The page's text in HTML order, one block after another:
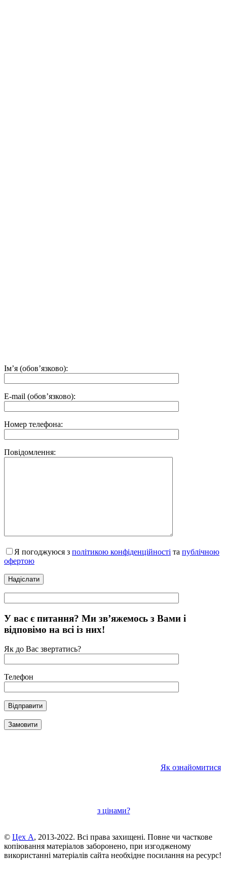
Ім’я (обов’язково):
E-mail (обов’язково):
Номер телефона:
Повідомлення:
Я погоджуюся з політикою конфіденційності та публічною
офертою
У вас є питання? Ми зв’яжемось з Вами і
відповімо на всі із них!
Як до Вас звертатись?
Телефон
Як ознайомитися
з цінами?
© Цех А, 2013-2022. Всі права захищені. Повне чи часткове
копіювання матеріалов заборонено, при изгодженому
використанні матеріалів сайта необхідне посилання на ресурс!